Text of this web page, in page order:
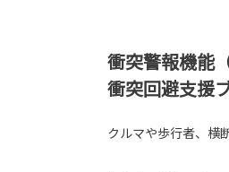
衝突警報機能
衝突回避支援
クルマや歩行者、横